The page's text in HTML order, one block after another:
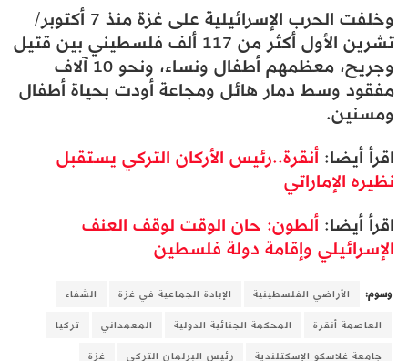
وخلفت الحرب الإسرائيلية على غزة منذ 7 أكتوبر/
تشرين الأول أكثر من 117 ألف فلسطيني بين قتيل
وجريح، معظمهم أطفال ونساء، ونحو 10 آلاف
مفقود وسط دمار هائل ومجاعة أودت بحياة أطفال
ومسنين.
اقرأ أيضا:أنقرة..رئيس الأركان التركي يستقبل
نظيره الإماراتي
اقرأ أيضا:ألطون: حان الوقت لوقف العنف
الإسرائيلي وإقامة دولة فلسطين
وسوم: الأراضي الفلسطينية الإبادة الجماعية في غزة
الشفاء
العاصمة أنقرة
المحكمة الجنائية الدولية المعمداني
تركيا
جامعة غلاسكو الإسكتلندية
رئيس البرلمان التركي
غزة